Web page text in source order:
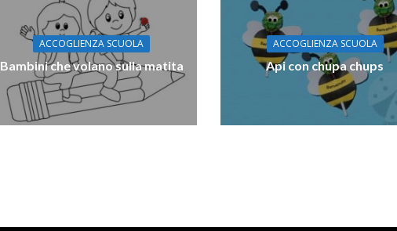
ACCOGLIENZA SCUOLA
Bambini che volano sulla matita
ACCOGLIENZA SCUOLA
Api con chupa chups